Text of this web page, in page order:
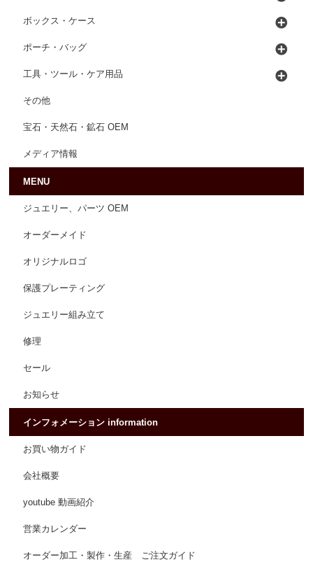
ボックス・ケース
ポーチ・バッグ
工具・ツール・ケア用品
その他
宝石・天然石・鉱石 OEM
メディア情報
MENU
ジュエリー、パーツ OEM
オーダーメイド
オリジナルロゴ
保護プレーティング
ジュエリー組み立て
修理
セール
お知らせ
インフォメーション information
お買い物ガイド
会社概要
youtube 動画紹介
営業カレンダー
オーダー加工・製作・生産 ご注文ガイド